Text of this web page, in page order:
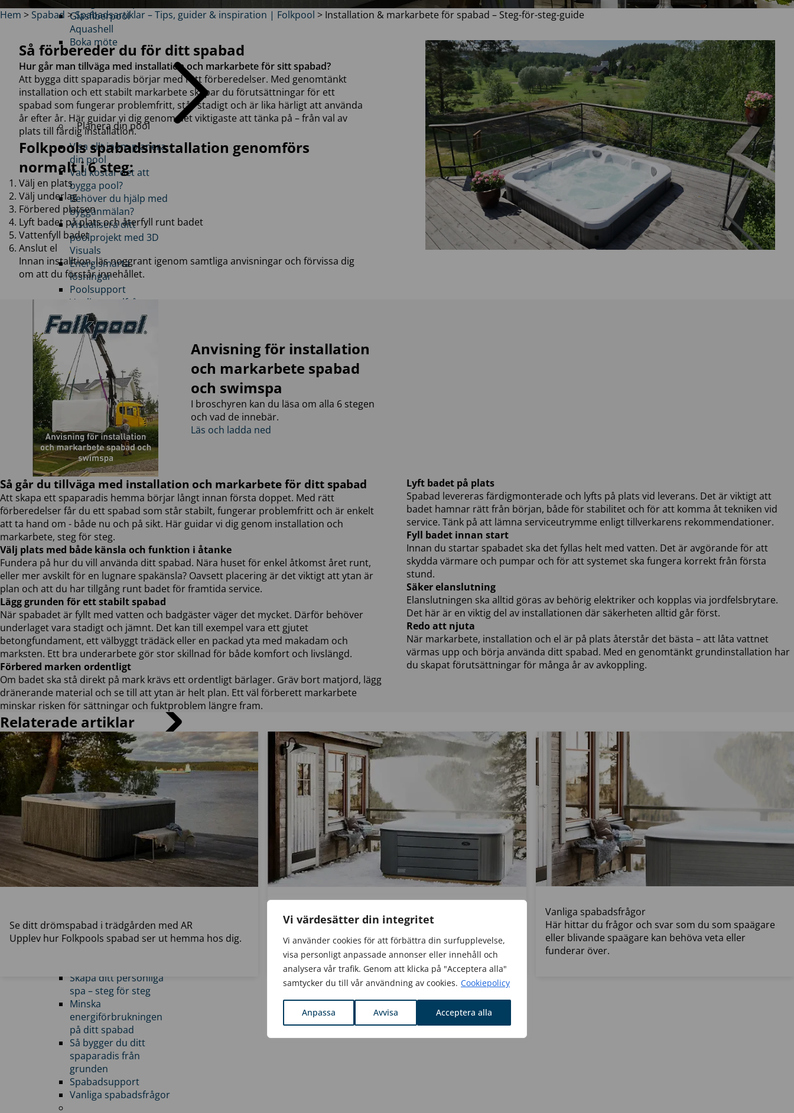
Vi värdesätter din integritet
Vi använder cookies för att förbättra din surfupplevelse,
visa personligt anpassade annonser eller innehåll och
analysera vår trafik. Genom att klicka på "Acceptera alla"
samtycker du till vår användning av cookies. Cookiepolicy
Anpassa Avvisa Acceptera alla
Huvudmeny
Glasfiberpool
Aquashell
Boka möte
Planera din pool
Visa allt inom planera
din pool
Vad kostar det att
bygga pool?
Behöver du hjälp med
bygganmälan?
Visualisera ditt
poolprojekt med 3D
Visuals
Energismarta
lösningar
Poolsupport
Vanliga poolfrågor
Bygg din drömpool
I poolbyggaren har du
chansen att bygga din
pool visuellt och
kunna se det färdiga
resultatet.
Kompletta poolpaket
Kolla in våra
erbjudanden –
rabatter på pooler,
tillbehör och allt för
ditt poolliv.
Tips & Inspiration
Hämta inspiration till
din drömpool – idéer,
bilder och smarta
lösningar på ett ställe.
Kampanjer &
erbjudanden
Kolla in våra
erbjudanden –
rabatter på pooler,
tillbehör och allt för
ditt poolliv.
Spabad
Köpa spabad
Visa allt inom Spabad
Swan Spa
Nordic Hot Tubs
Boka möte
Visa allt inom planera
ditt spabad
Skapa ditt personliga
spa – steg för steg
Minska
energiförbrukningen
på ditt spabad
Så bygger du ditt
spaparadis från
grunden
Spabadsupport
Vanliga spabadsfrågor
Butiker
Boka
Hem > Spabad >Spabadsartiklar – Tips, guider & inspiration | Folkpool > Installation & markarbete för spabad – Steg-för-steg-guide
Så förbereder du för ditt spabad
Hur går man tillväga med installation och markarbete för sitt spabad?
Att bygga ditt spaparadis börjar med rätt förberedelser. Med genomtänkt
installation och ett stabilt markarbete skapar du förutsättningar för ett
spabad som fungerar problemfritt, står stadigt och är lika härligt att använda
år efter år. Här guidar vi dig genom det viktigaste att tänka på – från val av
plats till färdig installation.
Folkpools spabadsinstallation genomförs
normalt i 6 steg:
Välj en plats
Välj underlag
Förbered platsen
Lyft badet på plats och återfyll runt badet
Vattenfyll badet
Anslut el
Innan installtion, läs noggrant igenom samtliga anvisningar och förvissa dig
om att du förstår innehållet.
Anvisning för installation
och markarbete spabad
och swimspa
I broschyren kan du läsa om alla 6 stegen
och vad de innebär.
Läs och ladda ned
Så går du tillväga med installation och markarbete för ditt spabad
Att skapa ett spaparadis hemma börjar långt innan första doppet. Med rätt
förberedelser får du ett spabad som står stabilt, fungerar problemfritt och är enkelt
att ta hand om - både nu och på sikt. Här guidar vi dig genom installation och
markarbete, steg för steg.
Välj plats med både känsla och funktion i åtanke
Fundera på hur du vill använda ditt spabad. Nära huset för enkel åtkomst året runt,
eller mer avskilt för en lugnare spakänsla? Oavsett placering är det viktigt att ytan är
plan och att du har tillgång runt badet för framtida service.
Lägg grunden för ett stabilt spabad
När spabadet är fyllt med vatten och badgäster väger det mycket. Därför behöver
underlaget vara stadigt och jämnt. Det kan till exempel vara ett gjutet
betongfundament, ett välbyggt trädäck eller en packad yta med makadam och
marksten. Ett bra underarbete gör stor skillnad för både komfort och livslängd.
Förbered marken ordentligt
Om badet ska stå direkt på mark krävs ett ordentligt bärlager. Gräv bort matjord, lägg
dränerande material och se till att ytan är helt plan. Ett väl förberett markarbete
minskar risken för sättningar och fuktproblem längre fram.
Lyft badet på plats
Spabad levereras färdigmonterade och lyfts på plats vid leverans. Det är viktigt att
badet hamnar rätt från början, både för stabilitet och för att komma åt tekniken vid
service. Tänk på att lämna serviceutrymme enligt tillverkarens rekommendationer.
Fyll badet innan start
Innan du startar spabadet ska det fyllas helt med vatten. Det är avgörande för att
skydda värmare och pumpar och för att systemet ska fungera korrekt från första
stund.
Säker elanslutning
Elanslutningen ska alltid göras av behörig elektriker och kopplas via jordfelsbrytare.
Det här är en viktig del av installationen där säkerheten alltid går först.
Redo att njuta
När markarbete, installation och el är på plats återstår det bästa – att låta vattnet
värmas upp och börja använda ditt spabad. Med en genomtänkt grundinstallation har
du skapat förutsättningar för många år av avkoppling.
Relaterade artiklar
Se ditt drömspabad i trädgården med AR
Upplev hur Folkpools spabad ser ut hemma hos dig.
Minska energiförbrukningen på ditt spabad – så gör
du
Se hur mycket ett spabad förbrukar och hur du
undviker onödiga energikostnader.
Vanliga spabadsfrågor
Här hittar du frågor och svar som du som spaägare
eller blivande spaägare kan behöva veta eller
funderar över.